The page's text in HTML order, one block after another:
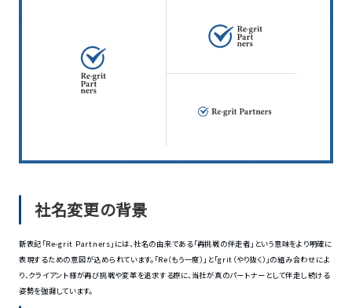
社名変更の背景
新表記「Re-grit Partners」には、社名の由来である「再挑戦の伴走者」という意味をより明確に
表現するための意図が込められています。「Re（もう一度）」と「grit（やり抜く）」の組み合わせによ
り、クライアント様が再び挑戦や変革を追求する際に、当社が真のパートナーとして伴走し続ける
姿勢を強調しています。